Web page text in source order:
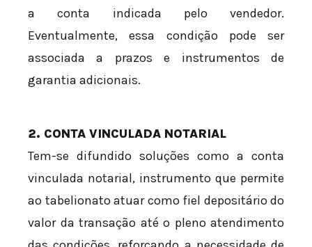
a conta indicada pelo vendedor.
Eventualmente, essa condição pode ser
associada a prazos e instrumentos de
garantia adicionais.
2. CONTA VINCULADA NOTARIAL
Tem-se difundido soluções como a conta
vinculada notarial, instrumento que permite
ao tabelionato atuar como fiel depositário do
valor da transação até o pleno atendimento